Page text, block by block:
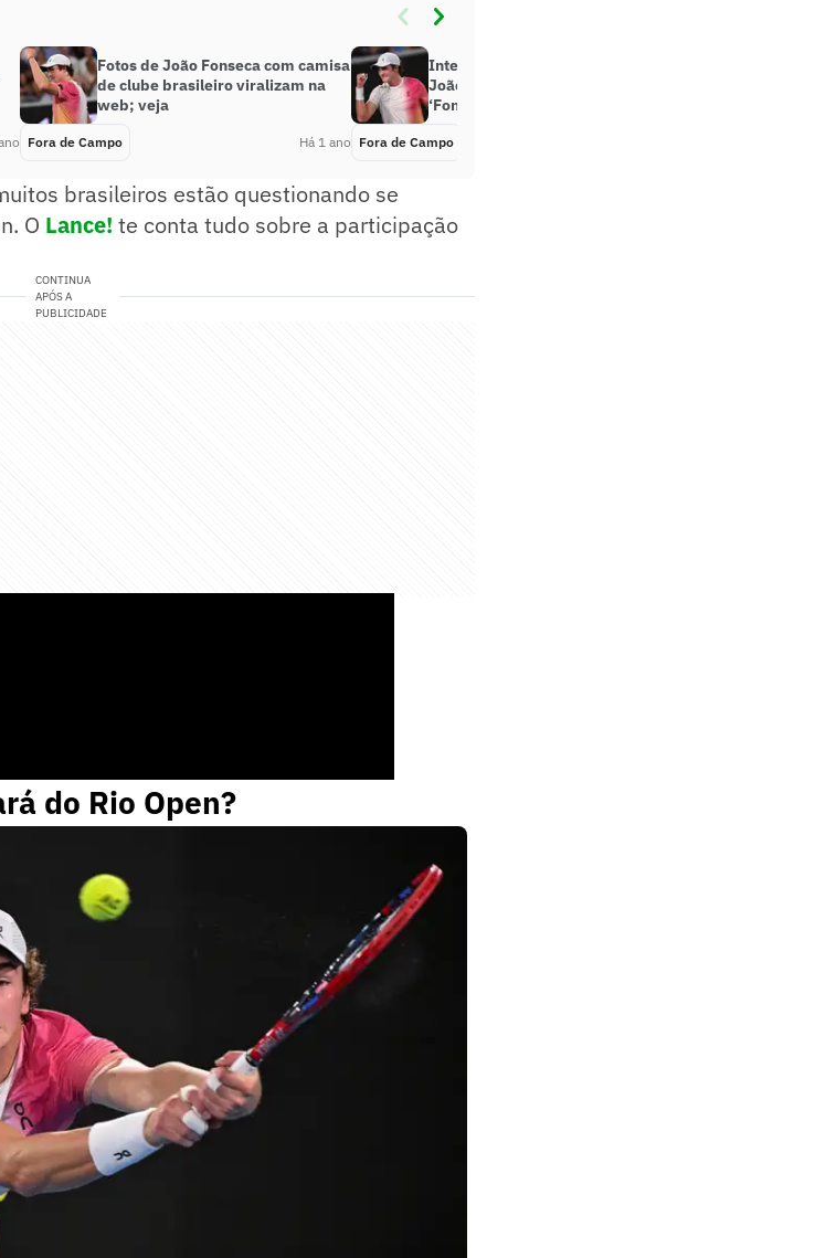
Fotos de João Fonseca com camisa
de clube brasileiro viralizam na
web; veja
Fora de Campo Há 1 ano
Internautas reagem à vitória de
João Fonseca no Australian Open:
‘Fonsequizado’
Fora de Campo
brasileiros estão questionando se
O Lance! te conta tudo sobre a participação
CONTINUA
APÓS A
PUBLICIDADE
atuação de gala e vence Rublev
do Rio Open?